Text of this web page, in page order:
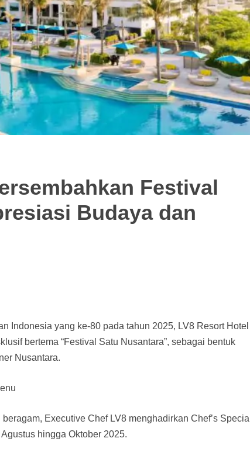
Festival
Budaya dan
Indonesia yang ke-80 pada tahun 2025, LV8 Resort Hotel
bertema “Festival Satu Nusantara”, sebagai bentuk
Nusantara.
Executive Chef LV8 menghadirkan Chef’s Special
hingga Oktober 2025.